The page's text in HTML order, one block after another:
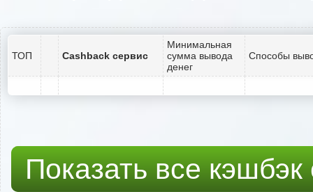
ТОП Cashback сервис
Минимальная
сумма вывода
денег
Способы
Показать все